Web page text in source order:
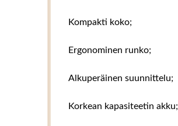
Kompakti koko;
Ergonominen runko;
Alkuperäinen suunnittelu;
Korkean kapasiteetin akku;